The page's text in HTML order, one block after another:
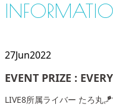
27Jun2022
EVENT PRIZE :
LIVE8所属ライバー たろ丸